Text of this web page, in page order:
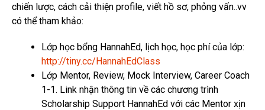
chiến lược, cách cải thiện profile, viết hồ sơ, phỏng vấn..vv
có thể tham khảo:
Lớp học bổng HannahEd, lịch học, học phí của lớp:
http://tiny.cc/HannahEdClass
Lớp Mentor, Review, Mock Interview, Career Coach
1-1. Link nhận thông tin về các chương trình
Scholarship Support HannahEd với các Mentor xịn